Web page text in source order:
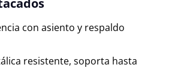
con asiento y respaldo
resistente, soporta hasta